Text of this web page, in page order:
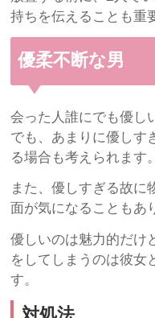
持ちを伝えることも重
優柔不断な男
会った人誰にでも優し
でも、あまりに優しす
る場合も考えられます。
また、優しすぎる故に
面が気になることもあ
優しいのは魅力的だけ
をしてしまうのは彼女
す。